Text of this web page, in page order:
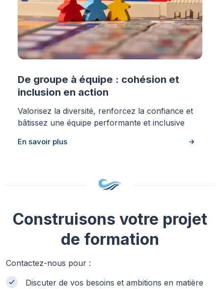
De groupe à équipe : cohésion et
inclusion en action
Valorisez la diversité, renforcez la confiance et
bâtissez une équipe performante et inclusive
En savoir plus
Construisons votre projet
de formation
Contactez-nous pour :
Discuter de vos besoins et ambitions en matière